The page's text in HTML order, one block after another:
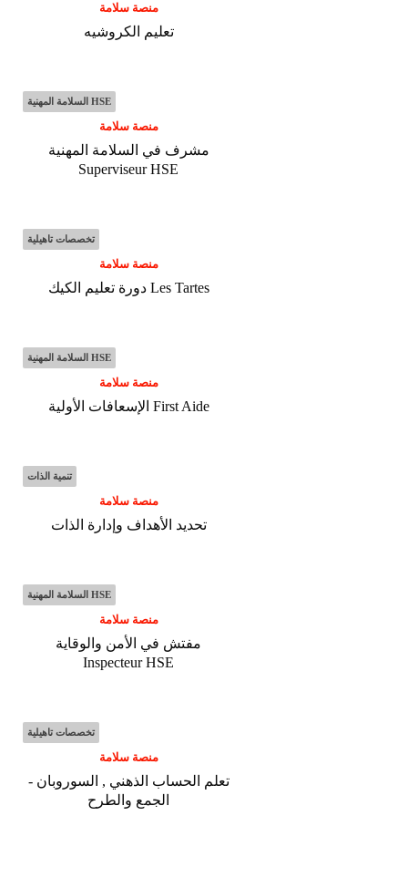
منصة سلامة
تعليم الكروشيه
السلامة المهنية HSE
منصة سلامة
مشرف في السلامة المهنية
Superviseur HSE
تخصصات تاهيلية
منصة سلامة
دورة تعليم الكيك Les Tartes
السلامة المهنية HSE
منصة سلامة
الإسعافات الأولية First Aide
تنمية الذات
منصة سلامة
تحديد الأهداف وإدارة الذات
السلامة المهنية HSE
منصة سلامة
مفتش في الأمن والوقاية
Inspecteur HSE
تخصصات تاهيلية
منصة سلامة
تعلم الحساب الذهني , السوروبان -
الجمع والطرح